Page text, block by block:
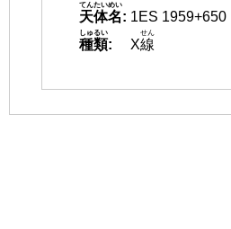
天体名
てんたいめい
: 1ES 1959+650
種類
しゅるい
: X線
せん